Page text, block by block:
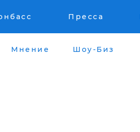
Пресса
Мнение Шоу-Биз